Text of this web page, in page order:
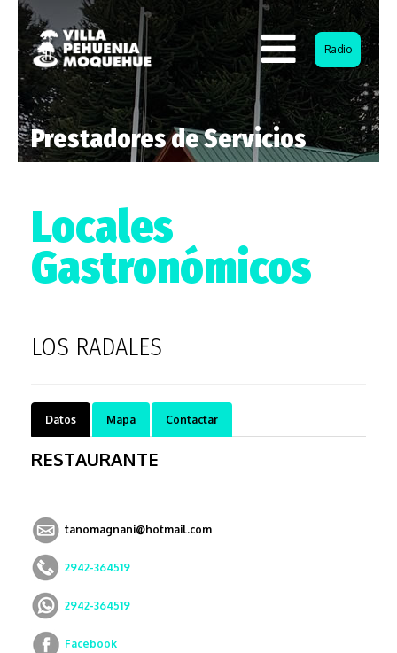
Radio
Prestadores de Servicios
Locales
Gastronómicos
LOS RADALES
Datos Mapa Contactar
RESTAURANTE
tanomagnani@hotmail.com
2942-364519
2942-364519
Facebook